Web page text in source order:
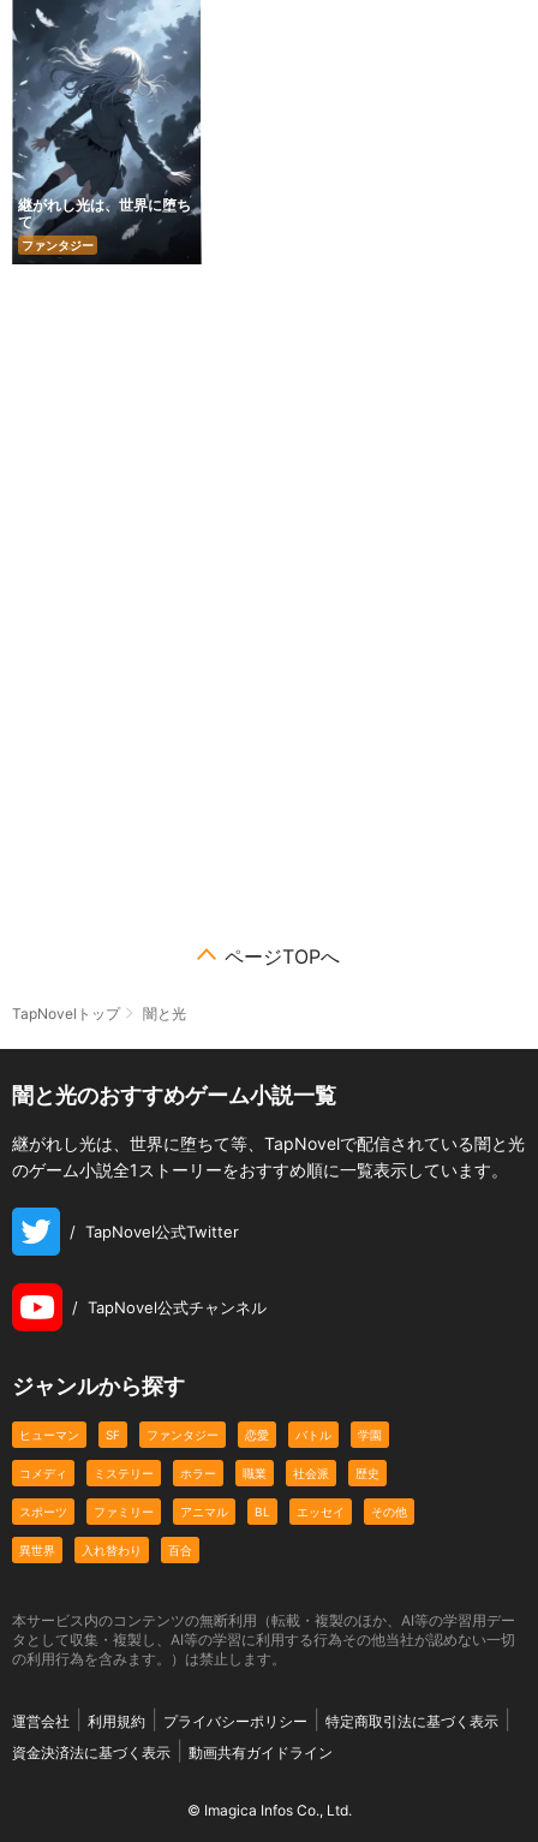
継がれし光は、世界に堕ち
て
ファンタジー
ページTOPへ
TapNovelトップ 闇と光
闇と光のおすすめゲーム小説一覧
継がれし光は、世界に堕ちて等、TapNovelで配信されている闇と光
のゲーム小説全1ストーリーをおすすめ順に一覧表示しています。
/ TapNovel公式Twitter
/ TapNovel公式チャンネル
ジャンルから探す
ヒューマン SF ファンタジー 恋愛 バトル 学園
コメディ ミステリー ホラー 職業 社会派 歴史
スポーツ ファミリー アニマル BL エッセイ その他
異世界 入れ替わり 百合
本サービス内のコンテンツの無断利用（転載・複製のほか、AI等の学習用デー
タとして収集・複製し、AI等の学習に利用する行為その他当社が認めない一切
の利用行為を含みます。）は禁止します。
運営会社 利用規約 プライバシーポリシー
特定商取引法に基づく表示
資金決済法に基づく表示
動画共有ガイドライン
© Imagica Infos Co., Ltd.